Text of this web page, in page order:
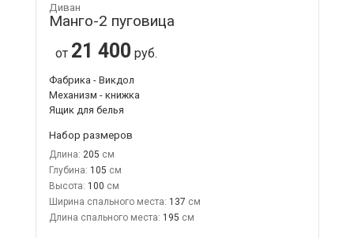
Диван
Манго-2 пуговица
от 21 400 руб.
Фабрика - Викдол
Механизм - книжка
Ящик для белья
Набор размеров
Длина: 205
Глубина: 105
Высота: 100
Ширина спального места: 137
Длина спального места: 195